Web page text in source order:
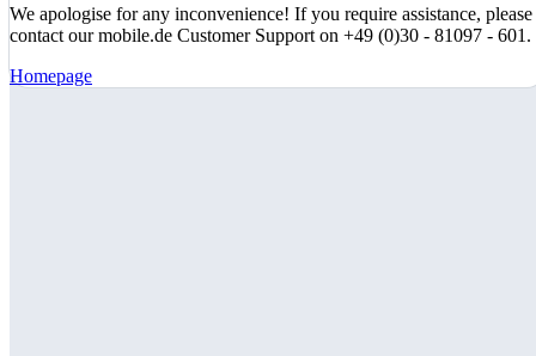
We apologise for any inconvenience! If you require assistance, please
contact our mobile.de Customer Support on +49 (0)30 - 81097 - 601.
Homepage